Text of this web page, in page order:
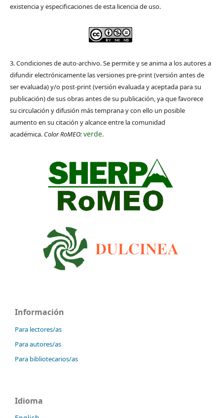
existencia y especificaciones de esta licencia de uso.
3. Condiciones de auto-archivo. Se permite y se anima a los autores a
difundir electrónicamente las versiones pre-print (versión antes de
ser evaluada) y/o post-print (versión evaluada y aceptada para su
publicación) de sus obras antes de su publicación, ya que favorece
su circulación y difusión más temprana y con ello un posible
aumento en su citación y alcance entre la comunidad
académica. Color RoMEO:verde.
Información
Para lectores/as
Para autores/as
Para bibliotecarios/as
Idioma